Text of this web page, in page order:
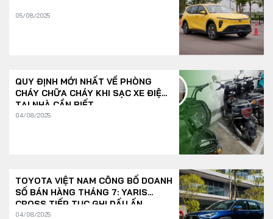
05/08/2025
QUY ĐỊNH MỚI NHẤT VỀ PHÒNG
CHÁY CHỮA CHÁY KHI SẠC XE ĐIỆN
TẠI NHÀ CẦN BIẾT
04/08/2025
TOYOTA VIỆT NAM CÔNG BỐ DOANH
SỐ BÁN HÀNG THÁNG 7: YARIS
CROSS TIẾP TỤC GHI DẤU ẤN
04/08/2025